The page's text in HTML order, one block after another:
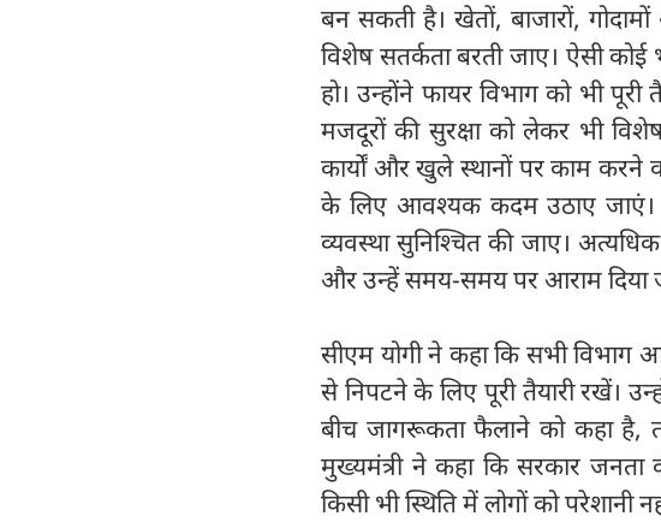
बन सकती है। खेतों, बाजारों,
विशेष सतर्कता बरती जाए। ऐसी
हो। उन्होंने फायर विभाग को भी
मजदूरों की सुरक्षा को लेकर भी
कार्यों और खुले स्थानों पर काम करने
के लिए आवश्यक कदम उठाए जाएं।
व्यवस्था सुनिश्चित की जाए।
और उन्हें समय-समय पर आराम दिया
सीएम योगी ने कहा कि सभी विभाग
से निपटने के लिए पूरी तैयारी रखें।
बीच जागरूकता फैलाने को कहा है,
मुख्यमंत्री ने कहा कि सरकार जनता
किसी भी स्थिति में लोगों को